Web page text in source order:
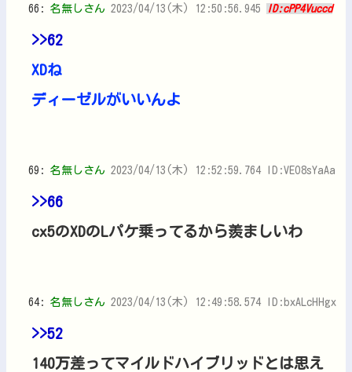
66: 名無しさん 2023/04/13(木) 12:50:56.945 ID:cPP4Vuccd
>>62
XDね
ディーゼルがいいんよ
69: 名無しさん 2023/04/13(木) 12:52:59.764 ID:VEO8sYaAa
>>66
cx5のXDのLパケ乗ってるから羨ましいわ
64: 名無しさん 2023/04/13(木) 12:49:58.574 ID:bxALcHHgx
>>52
140万差ってマイルドハイブリッドとは思え